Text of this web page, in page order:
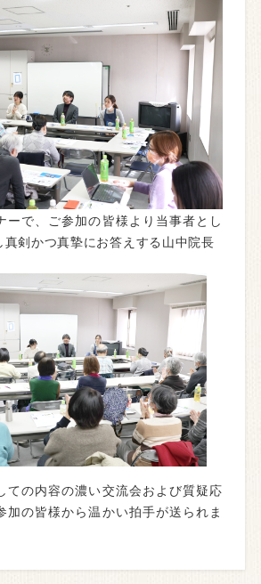
ーで、ご参加の皆様より当事者とし
真剣かつ真摯にお答えする山中院長
ての内容の濃い交流会および質疑応
加の皆様から温かい拍手が送られま